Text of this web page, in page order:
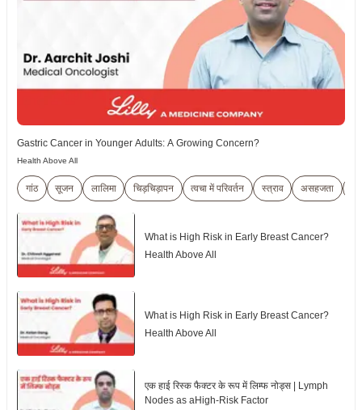
Gastric Cancer in Younger Adults: A Growing Concern?
Health Above All
गांठ सूजन लालिमा चिड़चिड़ापन त्वचा में परिवर्तन स्त्राव असहजता
What is High Risk in Early Breast Cancer?
Health Above All
What is High Risk in Early Breast Cancer?
Health Above All
एक हाई रिस्क फैक्टर के रूप में लिम्फ नोड्स | Lymph
Nodes as aHigh-Risk Factor